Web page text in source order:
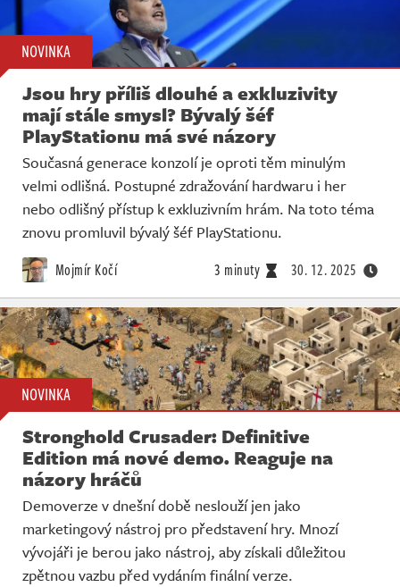
NOVINKA
Jsou hry příliš dlouhé a exkluzivity
mají stále smysl? Bývalý šéf
PlayStationu má své názory
Současná generace konzolí je oproti těm minulým
velmi odlišná. Postupné zdražování hardwaru i her
nebo odlišný přístup k exkluzivním hrám. Na toto téma
znovu promluvil bývalý šéf PlayStationu.
Mojmír Kočí 3 minuty 30. 12. 2025
NOVINKA
Stronghold Crusader: Definitive
Edition má nové demo. Reaguje na
názory hráčů
Demoverze v dnešní době neslouží jen jako
marketingový nástroj pro představení hry. Mnozí
vývojáři je berou jako nástroj, aby získali důležitou
zpětnou vazbu před vydáním finální verze.